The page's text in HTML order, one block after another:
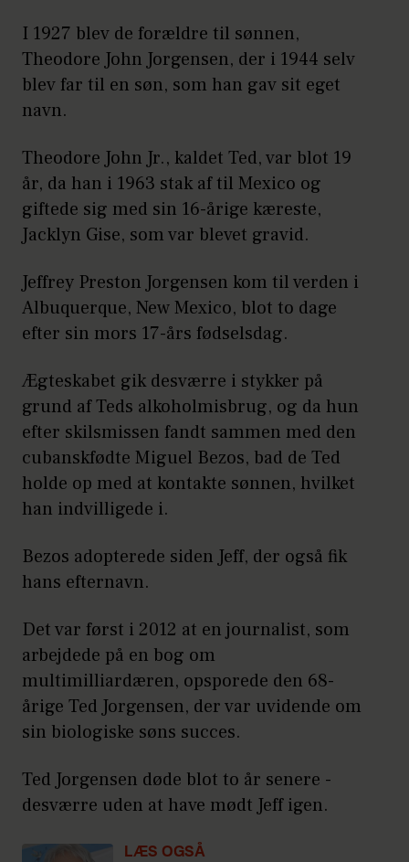
I 1927 blev de forældre til sønnen,
Theodore John Jorgensen, der i 1944 selv
blev far til en søn, som han gav sit eget
navn.
Theodore John Jr., kaldet Ted, var blot 19
år, da han i 1963 stak af til Mexico og
giftede sig med sin 16-årige kæreste,
Jacklyn Gise, som var blevet gravid.
Jeffrey Preston Jorgensen kom til verden i
Albuquerque, New Mexico, blot to dage
efter sin mors 17-års fødselsdag.
Ægteskabet gik desværre i stykker på
grund af Teds alkoholmisbrug, og da hun
efter skilsmissen fandt sammen med den
cubanskfødte Miguel Bezos, bad de Ted
holde op med at kontakte sønnen, hvilket
han indvilligede i.
Bezos adopterede siden Jeff, der også fik
hans efternavn.
Det var først i 2012 at en journalist, som
arbejdede på en bog om
multimilliardæren, opsporede den 68-
årige Ted Jorgensen, der var uvidende om
sin biologiske søns succes.
Ted Jorgensen døde blot to år senere -
desværre uden at have mødt Jeff igen.
LÆS OGSÅ